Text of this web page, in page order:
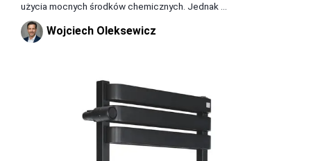
użycia mocnych środków chemicznych. Jednak ...
Wojciech Oleksewicz